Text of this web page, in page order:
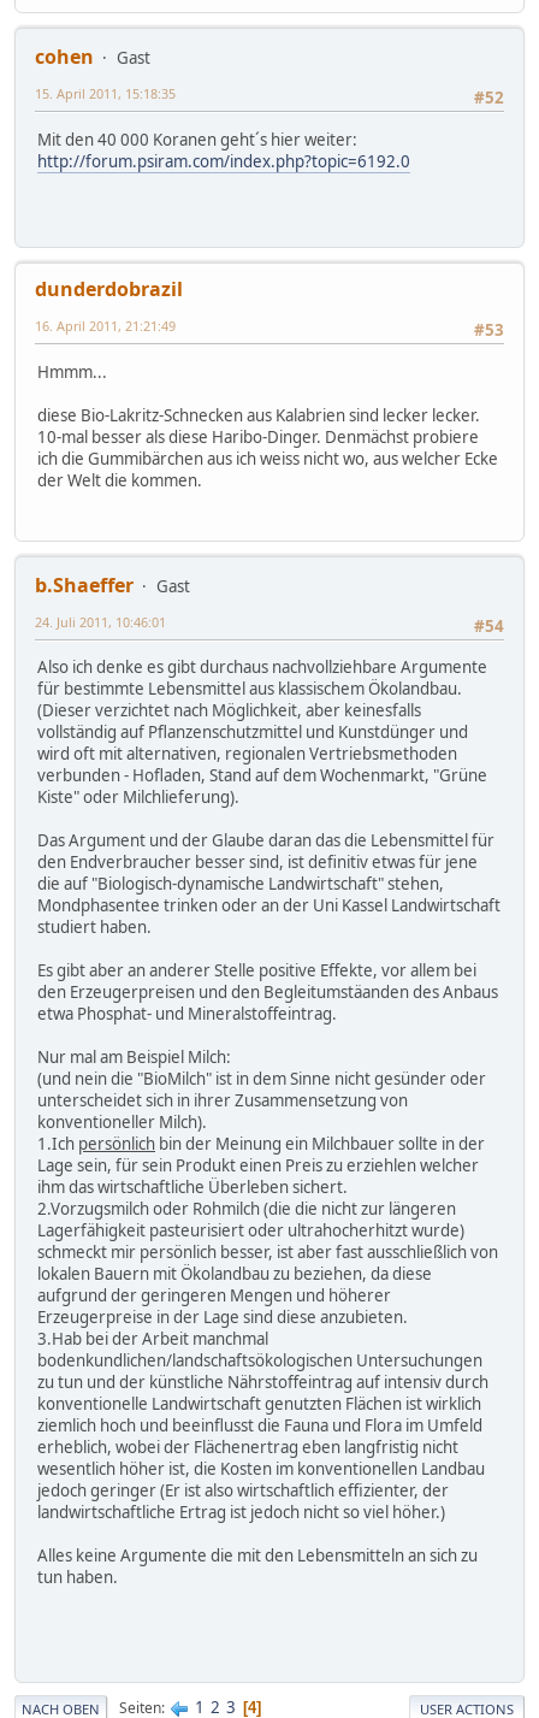
cohen
Gast
#52
15. April 2011, 15:18:35
Mit den 40 000 Koranen geht´s hier weiter:
http://forum.psiram.com/index.php?topic=6192.0
dunderdobrazil
#53
16. April 2011, 21:21:49
Hmmm...
diese Bio-Lakritz-Schnecken aus Kalabrien sind lecker lecker.
10-mal besser als diese Haribo-Dinger. Denmächst probiere
ich die Gummibärchen aus ich weiss nicht wo, aus welcher Ecke
der Welt die kommen.
b.Shaeffer
Gast
#54
24. Juli 2011, 10:46:01
Also ich denke es gibt durchaus nachvollziehbare Argumente
für bestimmte Lebensmittel aus klassischem Ökolandbau.
(Dieser verzichtet nach Möglichkeit, aber keinesfalls
vollständig auf Pflanzenschutzmittel und Kunstdünger und
wird oft mit alternativen, regionalen Vertriebsmethoden
verbunden - Hofladen, Stand auf dem Wochenmarkt, "Grüne
Kiste" oder Milchlieferung).
Das Argument und der Glaube daran das die Lebensmittel für
den Endverbraucher besser sind, ist definitiv etwas für jene
die auf "Biologisch-dynamische Landwirtschaft" stehen,
Mondphasentee trinken oder an der Uni Kassel Landwirtschaft
studiert haben.
Es gibt aber an anderer Stelle positive Effekte, vor allem bei
den Erzeugerpreisen und den Begleitumstäanden des Anbaus
etwa Phosphat- und Mineralstoffeintrag.
Nur mal am Beispiel Milch:
(und nein die "BioMilch" ist in dem Sinne nicht gesünder oder
unterscheidet sich in ihrer Zusammensetzung von
konventioneller Milch).
1.Ich persönlich bin der Meinung ein Milchbauer sollte in der
Lage sein, für sein Produkt einen Preis zu erziehlen welcher
ihm das wirtschaftliche Überleben sichert.
2.Vorzugsmilch oder Rohmilch (die die nicht zur längeren
Lagerfähigkeit pasteurisiert oder ultrahocherhitzt wurde)
schmeckt mir persönlich besser, ist aber fast ausschließlich von
lokalen Bauern mit Ökolandbau zu beziehen, da diese
aufgrund der geringeren Mengen und höherer
Erzeugerpreise in der Lage sind diese anzubieten.
3.Hab bei der Arbeit manchmal
bodenkundlichen/landschaftsökologischen Untersuchungen
zu tun und der künstliche Nährstoffeintrag auf intensiv durch
konventionelle Landwirtschaft genutzten Flächen ist wirklich
ziemlich hoch und beeinflusst die Fauna und Flora im Umfeld
erheblich, wobei der Flächenertrag eben langfristig nicht
wesentlich höher ist, die Kosten im konventionellen Landbau
jedoch geringer (Er ist also wirtschaftlich effizienter, der
landwirtschaftliche Ertrag ist jedoch nicht so viel höher.)
Alles keine Argumente die mit den Lebensmitteln an sich zu
tun haben.
NACH OBEN Seiten 1 2 3 4 USER ACTIONS